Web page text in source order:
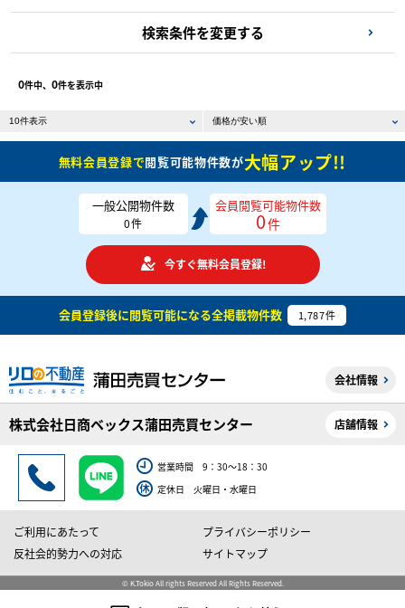
検索条件を変更する
0件中、 0件を表示中
無料会員登録で閲覧可能物件数が大幅アップ!!
一般公開物件数
0件
会員閲覧可能物件数
0件
今すぐ無料会員登録!
会員登録後に閲覧可能になる全掲載物件数 1,787件
会社情報
株式会社日商ベックス蒲田売買センター 店舗情報
営業時間 9：30～18：30
定休日 火曜日・水曜日
ご利用にあたって
プライバシーポリシー
反社会的勢力への対応
サイトマップ
© K.Tokio All rights Reserved All Rights Reserved.